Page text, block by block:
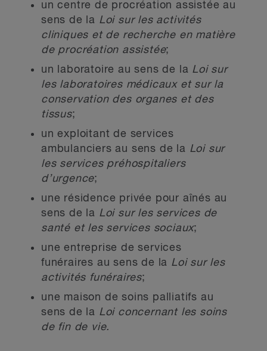
un centre de procréation assistée au
sens de la Loi sur les activités
cliniques et de recherche en matière
de procréation assistée;
un laboratoire au sens de la Loi sur
les laboratoires médicaux et sur la
conservation des organes et des
tissus;
un exploitant de services
ambulanciers au sens de la Loi sur
les services préhospitaliers
d’urgence;
une résidence privée pour aînés au
sens de la Loi sur les services de
santé et les services sociaux;
une entreprise de services
funéraires au sens de la Loi sur les
activités funéraires;
une maison de soins palliatifs au
sens de la Loi concernant les soins
de fin de vie.